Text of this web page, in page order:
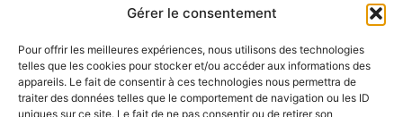
Gérer le consentement
Pour offrir les meilleures expériences, nous utilisons des technologies
telles que les cookies pour stocker et/ou accéder aux informations des
appareils. Le fait de consentir à ces technologies nous permettra de
traiter des données telles que le comportement de navigation ou les ID
uniques sur ce site. Le fait de ne pas consentir ou de retirer son
l'Autorité de Sûreté Nucléaire, a cartographié le territoire
potentiel 1, 2 ou 3.
Sur le long terme, ce gaz peut favoriser l'apparition du